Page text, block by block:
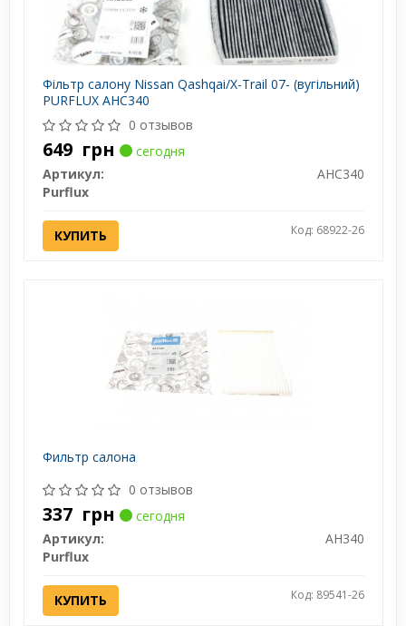
Фільтр салону Nissan Qashqai/X-Trail 07- (вугільний)
PURFLUX AHC340
0 отзывов
649 грн
сегодня
Артикул:
AHC340
Purflux
КУПИТЬ Код: 68922-26
Фильтр салона
0 отзывов
337 грн
сегодня
Артикул:
AH340
Purflux
КУПИТЬ Код: 89541-26